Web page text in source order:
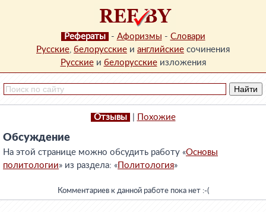
Рефераты - Афоризмы - Словари
Русские, белорусские и английские сочинения
Русскиеи белорусскиеизложения
Отзывы Похожие
Обсуждение
На этой странице можно обсудить работу «Основы
политологии» из раздела: « Политология»
Комментариев к данной работе пока нет :-(